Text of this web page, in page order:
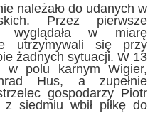
należało do udanych w
Przez pierwsze
wyglądała w miarę
utrzymywali się przy
żadnych sytuacji. W 13
w polu karnym Wigier,
Hus, a zupełnie
gospodarzy Piotr
z siedmiu wbił piłkę do